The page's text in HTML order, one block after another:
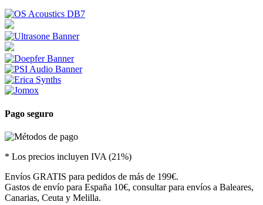
Pago seguro
* Los precios incluyen IVA (21%)
Envíos GRATIS para pedidos de más de 199€.
Gastos de envío para España 10€, consultar para envíos a Baleares,
Canarias, Ceuta y Melilla.